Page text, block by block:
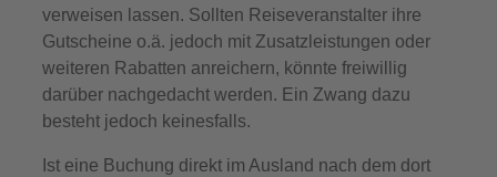
verweisen lassen. Sollten Reiseveranstalter ihre
Gutscheine o.ä. jedoch mit Zusatzleistungen oder
weiteren Rabatten anreichern, könnte freiwillig
darüber nachgedacht werden. Ein Zwang dazu
besteht jedoch keinesfalls.
Ist eine Buchung direkt im Ausland nach dem dort